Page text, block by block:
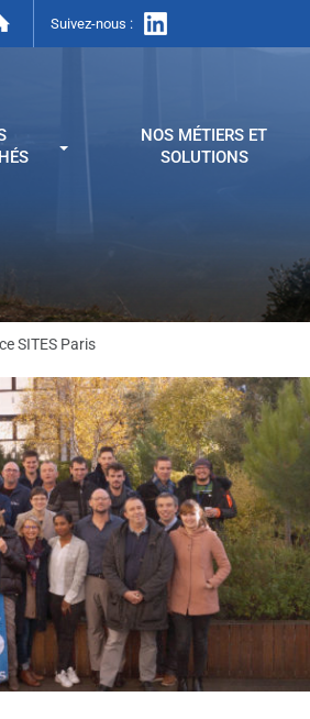
Suivez-nous :
NOS MÉTIERS ET
SOLUTIONS
SITES Paris